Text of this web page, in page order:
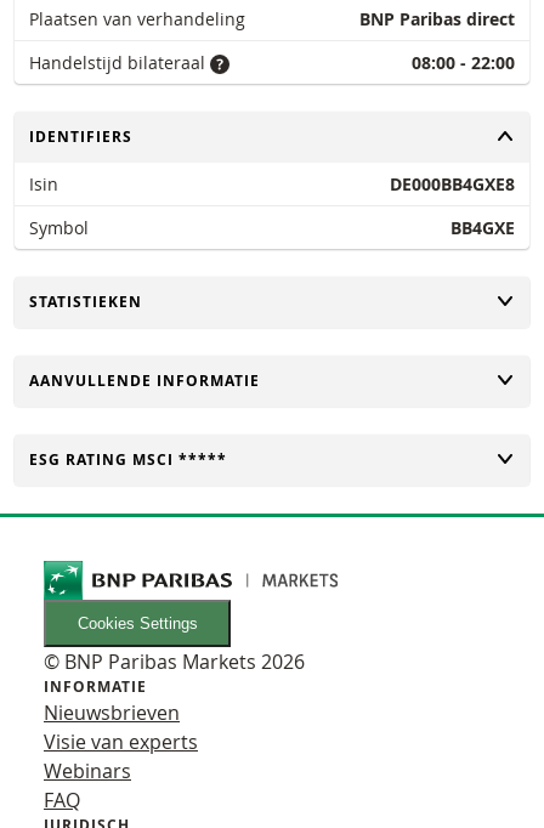
Plaatsen van verhandeling
BNP Paribas direct
Handelstijd bilateraal
08:00 - 22:00
TOGGLE
IDENTIFIERS
Isin
DE000BB4GXE8
Symbol
BB4GXE
TOGGLE
STATISTIEKEN
TOGGLE
AANVULLENDE INFORMATIE
TOGGLE
ESG RATING MSCI *****
Cookies Settings
© BNP Paribas Markets 2026
INFORMATIE
Nieuwsbrieven
Visie van experts
Webinars
FAQ